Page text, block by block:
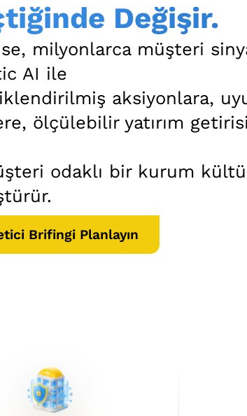
Değişir.
milyonlarca müşteri
AI ile
aksiyonlara,
ölçülebilir yatırım
odaklı bir kurum
Brifingi Planlayın